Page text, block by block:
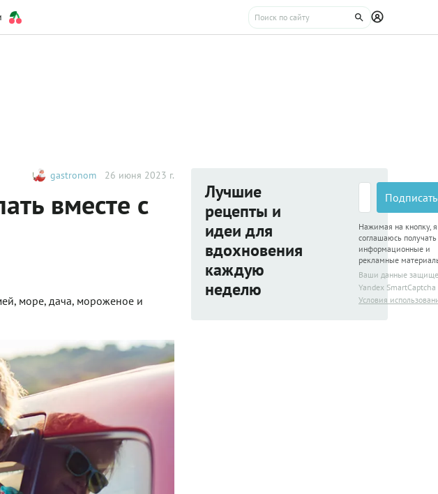
gastronom 26 июня 2023 г.
вместе с
море, дача, мороженое и
Лучшие
рецепты и
идеи для
вдохновения
каждую
неделю
Нажимая на кнопку, я
соглашаюсь получать
информационные и
рекламные
Ваши данные
Yandex SmartCaptcha
Условия